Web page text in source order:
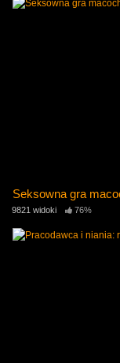
Seksowna gra
9821 widoki 76%